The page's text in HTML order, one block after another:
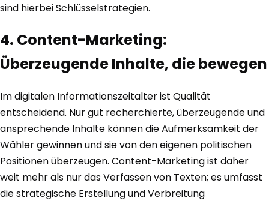
sind hierbei Schlüsselstrategien.
4. Content-Marketing:
Überzeugende Inhalte, die bewegen
Im digitalen Informationszeitalter ist Qualität
entscheidend. Nur gut recherchierte, überzeugende und
ansprechende Inhalte können die Aufmerksamkeit der
Wähler gewinnen und sie von den eigenen politischen
Positionen überzeugen. Content-Marketing ist daher
weit mehr als nur das Verfassen von Texten; es umfasst
die strategische Erstellung und Verbreitung